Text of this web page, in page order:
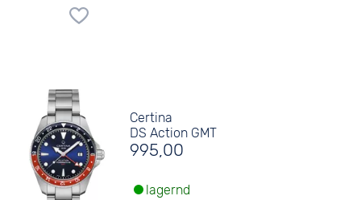
Certina
DS Action GMT
995,00
lagernd